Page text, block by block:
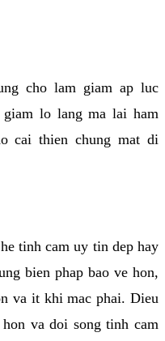
cho lam giam ap luc
lo lang ma lai ham
cai thien chung mat di
tinh cam uy tin dep hay
bien phap bao ve hon,
va it khi mac phai. Dieu
va doi song tinh cam